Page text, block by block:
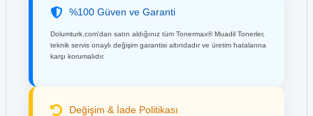
%100 Güven ve Garanti
Dolumturk.com'dan satın aldığınız tüm Tonermax® Muadil Tonerler,
teknik servis onaylı değişim garantisi altındadır ve üretim hatalarına
karşı korumalıdır.
Değişim & İade Politikası